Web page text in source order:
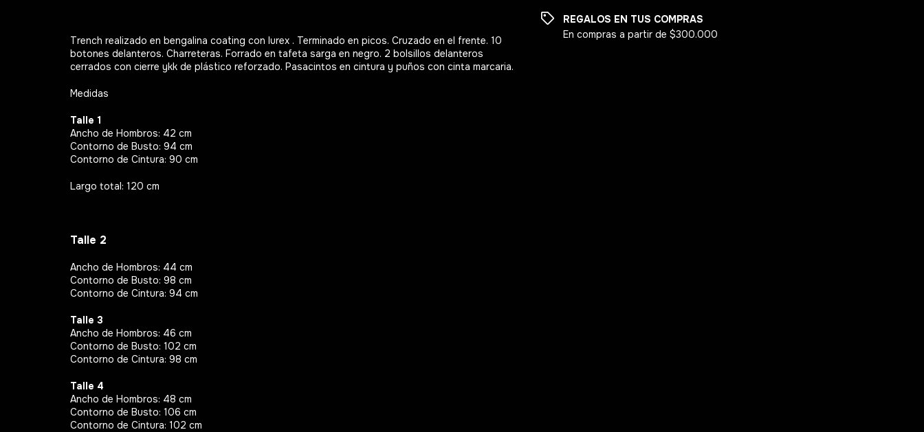
Trench realizado en bengalina coating con lurex . Terminado en picos. Cruzado en el frente. 10
botones delanteros. Charreteras. Forrado en tafeta sarga en negro. 2 bolsillos delanteros
cerrados con cierre ykk de plástico reforzado. Pasacintos en cintura y puños con cinta marcaria.
Medidas
Talle 1
Ancho de Hombros: 42 cm
Contorno de Busto: 94 cm
Contorno de Cintura: 90 cm
Largo total: 120 cm
Talle 2
Ancho de Hombros: 44 cm
Contorno de Busto: 98 cm
Contorno de Cintura: 94 cm
Talle 3
Ancho de Hombros: 46 cm
Contorno de Busto: 102 cm
Contorno de Cintura: 98 cm
Talle 4
Ancho de Hombros: 48 cm
Contorno de Busto: 106 cm
Contorno de Cintura: 102 cm
REGALOS EN TUS COMPRAS
En compras a partir de $300.000